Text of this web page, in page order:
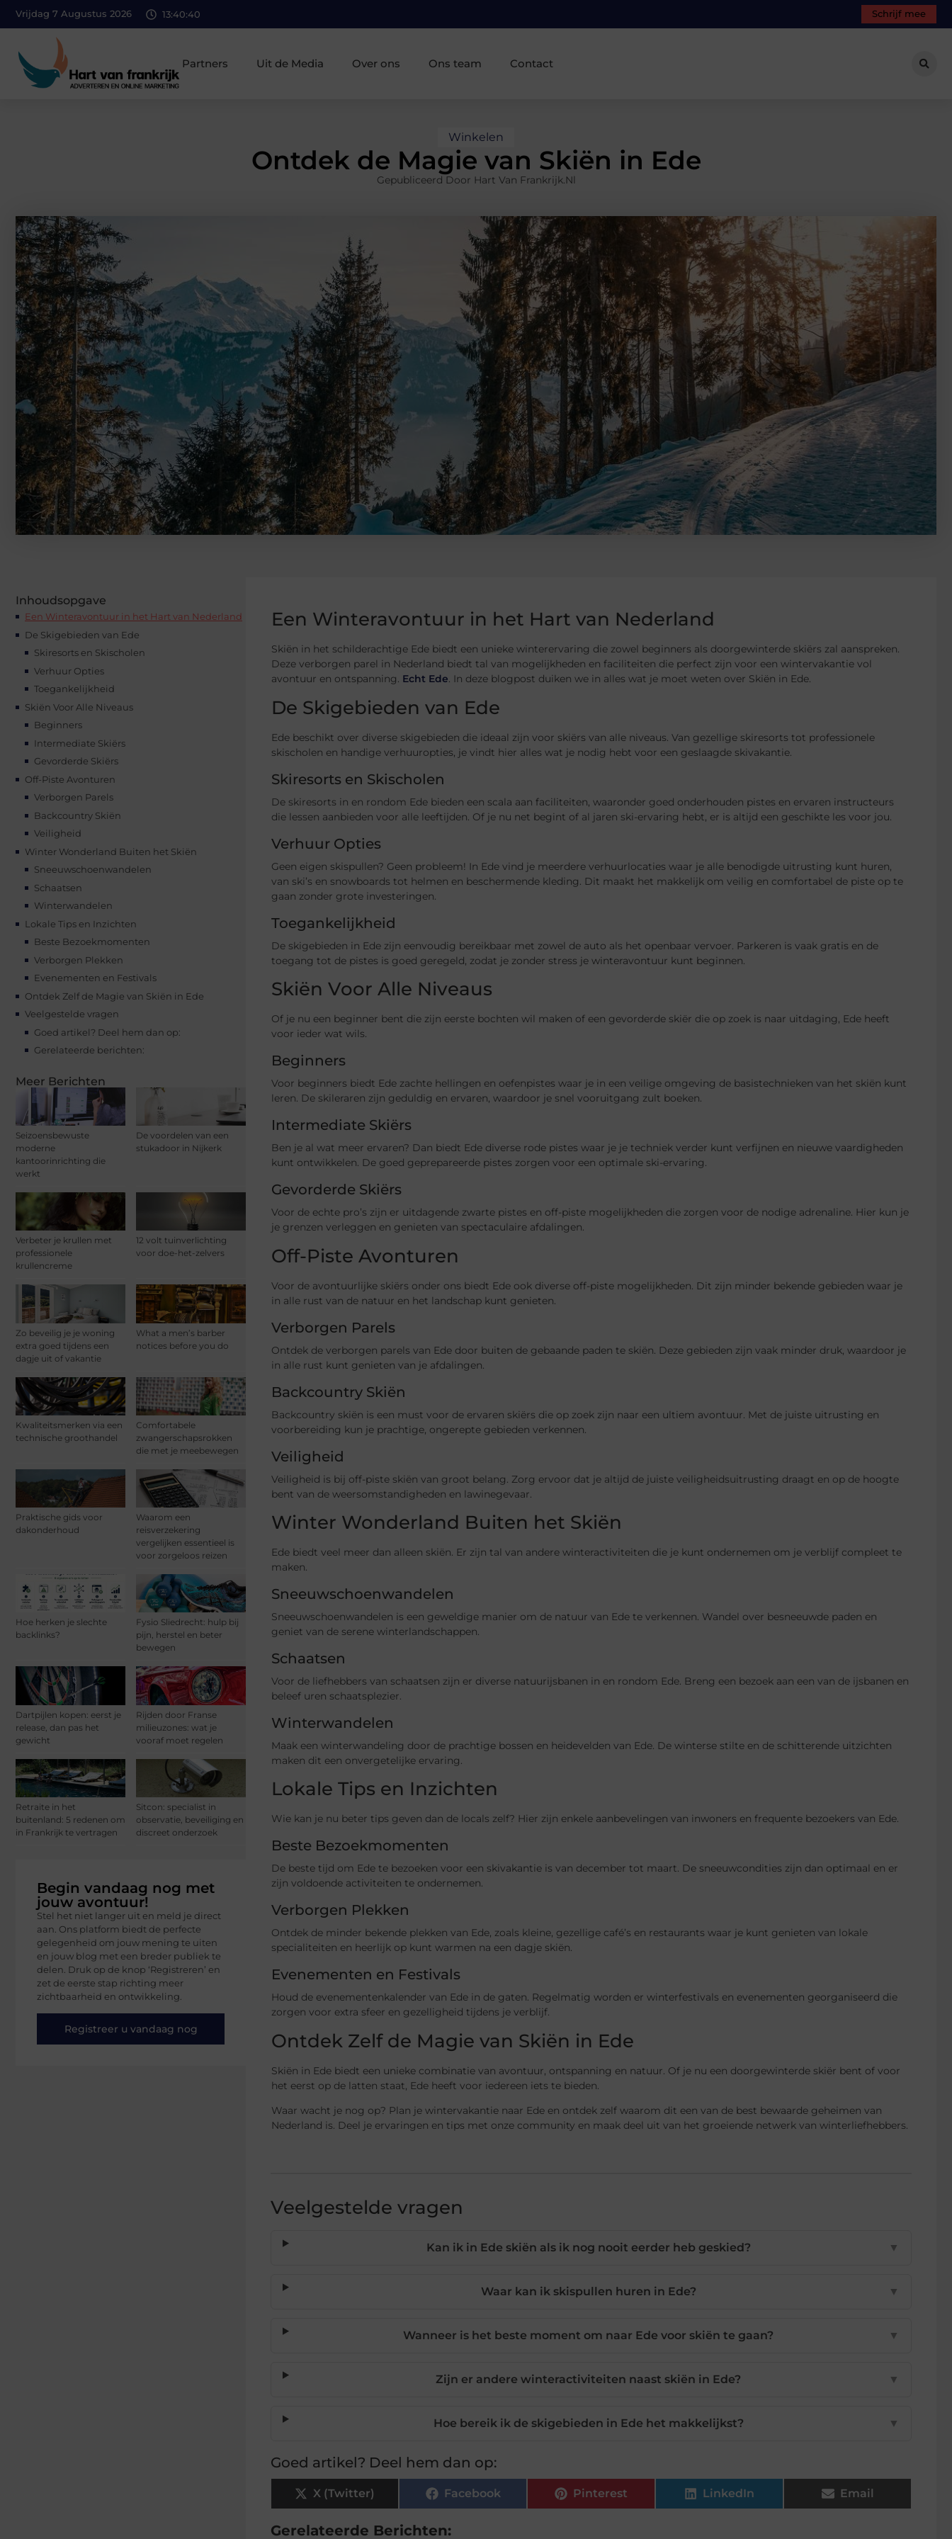
Vrijdag 7 Augustus 2026 13:40:41 Schrijf mee
Partners Uit de Media Over ons Ons team Contact
Winkelen
Ontdek de Magie van Skiën in Ede
Gepubliceerd Door Hart Van Frankrijk.nl
Inhoudsopgave
Een Winteravontuur in het Hart van Nederland
De Skigebieden van Ede
Skiresorts en Skischolen
Verhuur Opties
Toegankelijkheid
Skiën Voor Alle Niveaus
Beginners
Intermediate Skiërs
Gevorderde Skiërs
Off-Piste Avonturen
Verborgen Parels
Backcountry Skiën
Veiligheid
Winter Wonderland Buiten het Skiën
Sneeuwschoenwandelen
Schaatsen
Winterwandelen
Lokale Tips en Inzichten
Beste Bezoekmomenten
Verborgen Plekken
Evenementen en Festivals
Ontdek Zelf de Magie van Skiën in Ede
Veelgestelde vragen
Goed artikel? Deel hem dan op:
Gerelateerde berichten:
Meer Berichten
Seizoensbewuste
moderne
kantoorinrichting die
werkt
De voordelen van een
stukadoor in Nijkerk
Verbeter je krullen met
professionele
krullencreme
12 volt tuinverlichting
voor doe-het-zelvers
Zo beveilig je je woning
extra goed tijdens een
dagje uit of vakantie
What a men’s barber
notices before you do
Kwaliteitsmerken via een
technische groothandel
Comfortabele
zwangerschapsrokken
die met je meebewegen
Praktische gids voor
dakonderhoud
Waarom een
reisverzekering
vergelijken essentieel is
voor zorgeloos reizen
Hoe herken je slechte
backlinks?
Fysio Sliedrecht: hulp bij
pijn, herstel en beter
bewegen
Dartpijlen kopen: eerst je
release, dan pas het
gewicht
Rijden door Franse
milieuzones: wat je
vooraf moet regelen
Retraite in het
buitenland: 5 redenen om
in Frankrijk te vertragen
Sitcon: specialist in
observatie, beveiliging en
discreet onderzoek
Begin vandaag nog met
jouw avontuur!
Stel het niet langer uit en meld je direct
aan. Ons platform biedt de perfecte
gelegenheid om jouw mening te uiten
en jouw blog met een breder publiek te
delen. Druk op de knop ‘Registreren’ en
zet de eerste stap richting meer
zichtbaarheid en ontwikkeling.
Registreer u vandaag nog
Een Winteravontuur in het Hart van Nederland
Skiën in het schilderachtige Ede biedt een unieke winterervaring die zowel beginners als doorgewinterde skiërs zal aanspreken.
Deze verborgen parel in Nederland biedt tal van mogelijkheden en faciliteiten die perfect zijn voor een wintervakantie vol
avontuur en ontspanning. Echt Ede. In deze blogpost duiken we in alles wat je moet weten over Skiën in Ede.
De Skigebieden van Ede
Ede beschikt over diverse skigebieden die ideaal zijn voor skiërs van alle niveaus. Van gezellige skiresorts tot professionele
skischolen en handige verhuuropties, je vindt hier alles wat je nodig hebt voor een geslaagde skivakantie.
Skiresorts en Skischolen
De skiresorts in en rondom Ede bieden een scala aan faciliteiten, waaronder goed onderhouden pistes en ervaren instructeurs
die lessen aanbieden voor alle leeftijden. Of je nu net begint of al jaren ski-ervaring hebt, er is altijd een geschikte les voor jou.
Verhuur Opties
Geen eigen skispullen? Geen probleem! In Ede vind je meerdere verhuurlocaties waar je alle benodigde uitrusting kunt huren,
van ski’s en snowboards tot helmen en beschermende kleding. Dit maakt het makkelijk om veilig en comfortabel de piste op te
gaan zonder grote investeringen.
Toegankelijkheid
De skigebieden in Ede zijn eenvoudig bereikbaar met zowel de auto als het openbaar vervoer. Parkeren is vaak gratis en de
toegang tot de pistes is goed geregeld, zodat je zonder stress je winteravontuur kunt beginnen.
Skiën Voor Alle Niveaus
Of je nu een beginner bent die zijn eerste bochten wil maken of een gevorderde skiër die op zoek is naar uitdaging, Ede heeft
voor ieder wat wils.
Beginners
Voor beginners biedt Ede zachte hellingen en oefenpistes waar je in een veilige omgeving de basistechnieken van het skiën kunt
leren. De skileraren zijn geduldig en ervaren, waardoor je snel vooruitgang zult boeken.
Intermediate Skiërs
Ben je al wat meer ervaren? Dan biedt Ede diverse rode pistes waar je je techniek verder kunt verfijnen en nieuwe vaardigheden
kunt ontwikkelen. De goed geprepareerde pistes zorgen voor een optimale ski-ervaring.
Gevorderde Skiërs
Voor de echte pro’s zijn er uitdagende zwarte pistes en off-piste mogelijkheden die zorgen voor de nodige adrenaline. Hier kun je
je grenzen verleggen en genieten van spectaculaire afdalingen.
Off-Piste Avonturen
Voor de avontuurlijke skiërs onder ons biedt Ede ook diverse off-piste mogelijkheden. Dit zijn minder bekende gebieden waar je
in alle rust van de natuur en het landschap kunt genieten.
Verborgen Parels
Ontdek de verborgen parels van Ede door buiten de gebaande paden te skiën. Deze gebieden zijn vaak minder druk, waardoor je
in alle rust kunt genieten van je afdalingen.
Backcountry Skiën
Backcountry skiën is een must voor de ervaren skiërs die op zoek zijn naar een ultiem avontuur. Met de juiste uitrusting en
voorbereiding kun je prachtige, ongerepte gebieden verkennen.
Veiligheid
Veiligheid is bij off-piste skiën van groot belang. Zorg ervoor dat je altijd de juiste veiligheidsuitrusting draagt en op de hoogte
bent van de weersomstandigheden en lawinegevaar.
Winter Wonderland Buiten het Skiën
Ede biedt veel meer dan alleen skiën. Er zijn tal van andere winteractiviteiten die je kunt ondernemen om je verblijf compleet te
maken.
Sneeuwschoenwandelen
Sneeuwschoenwandelen is een geweldige manier om de natuur van Ede te verkennen. Wandel over besneeuwde paden en
geniet van de serene winterlandschappen.
Schaatsen
Voor de liefhebbers van schaatsen zijn er diverse natuurijsbanen in en rondom Ede. Breng een bezoek aan een van de ijsbanen en
beleef uren schaatsplezier.
Winterwandelen
Maak een winterwandeling door de prachtige bossen en heidevelden van Ede. De winterse stilte en de schitterende uitzichten
maken dit een onvergetelijke ervaring.
Lokale Tips en Inzichten
Wie kan je nu beter tips geven dan de locals zelf? Hier zijn enkele aanbevelingen van inwoners en frequente bezoekers van Ede.
Beste Bezoekmomenten
De beste tijd om Ede te bezoeken voor een skivakantie is van december tot maart. De sneeuwcondities zijn dan optimaal en er
zijn voldoende activiteiten te ondernemen.
Verborgen Plekken
Ontdek de minder bekende plekken van Ede, zoals kleine, gezellige café’s en restaurants waar je kunt genieten van lokale
specialiteiten en heerlijk op kunt warmen na een dagje skiën.
Evenementen en Festivals
Houd de evenementenkalender van Ede in de gaten. Regelmatig worden er winterfestivals en evenementen georganiseerd die
zorgen voor extra sfeer en gezelligheid tijdens je verblijf.
Ontdek Zelf de Magie van Skiën in Ede
Skiën in Ede biedt een unieke combinatie van avontuur, ontspanning en natuur. Of je nu een doorgewinterde skiër bent of voor
het eerst op de latten staat, Ede heeft voor iedereen iets te bieden.
Waar wacht je nog op? Plan je wintervakantie naar Ede en ontdek zelf waarom dit een van de best bewaarde geheimen van
Nederland is. Deel je ervaringen en tips met onze community en maak deel uit van het groeiende netwerk van winterliefhebbers.
Veelgestelde vragen
Kan ik in Ede skiën als ik nog nooit eerder heb geskied? ▼
Waar kan ik skispullen huren in Ede? ▼
Wanneer is het beste moment om naar Ede voor skiën te gaan? ▼
Zijn er andere winteractiviteiten naast skiën in Ede? ▼
Hoe bereik ik de skigebieden in Ede het makkelijkst? ▼
Goed artikel? Deel hem dan op:
X (Twitter) Facebook Pinterest LinkedIn Email
Gerelateerde Berichten: